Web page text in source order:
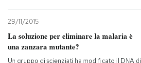
29/11/2015
La soluzione per eliminare la malaria è
una zanzara mutante?
Un gruppo di scienziati ha modificato il DNA di